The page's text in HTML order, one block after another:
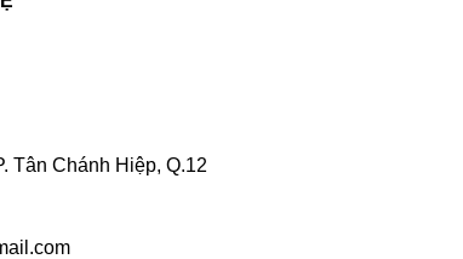
Tân Chánh Hiệp, Q.12